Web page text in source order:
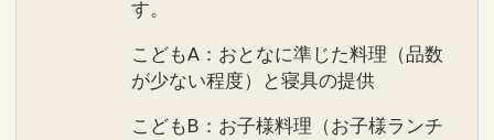
す。
こどもA：おとなに準じた料理（品数
が少ない程度）と寝具の提供
こどもB：お子様料理（お子様ランチ